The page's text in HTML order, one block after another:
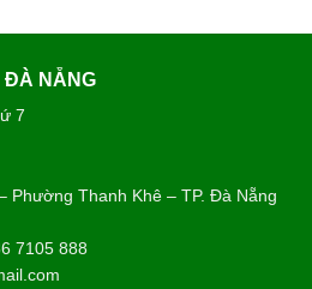
ĐÀ NẴNG
7
Phường Thanh Khê – TP. Đà Nẵng
7105 888